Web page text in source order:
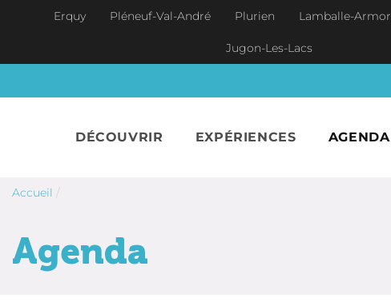
Aller au contenu principal
Erquy Pléneuf-Val-André Plurien Lamballe-Armor
Jugon-Les-Lacs
DÉCOUVRIR EXPÉRIENCES AGENDA
Accueil /
Agenda